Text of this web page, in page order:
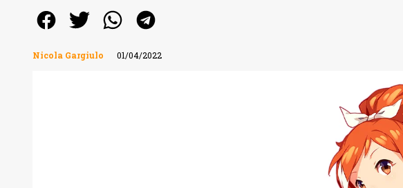
Nicola Gargiulo 01/04/2022